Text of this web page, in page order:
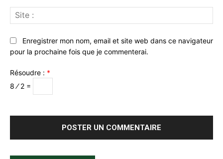
:
Enregistrer mon nom, email et site web dans ce navigateur
pour la prochaine fois que je commenterai.
Résoudre : *
8 ⁄ 2 =